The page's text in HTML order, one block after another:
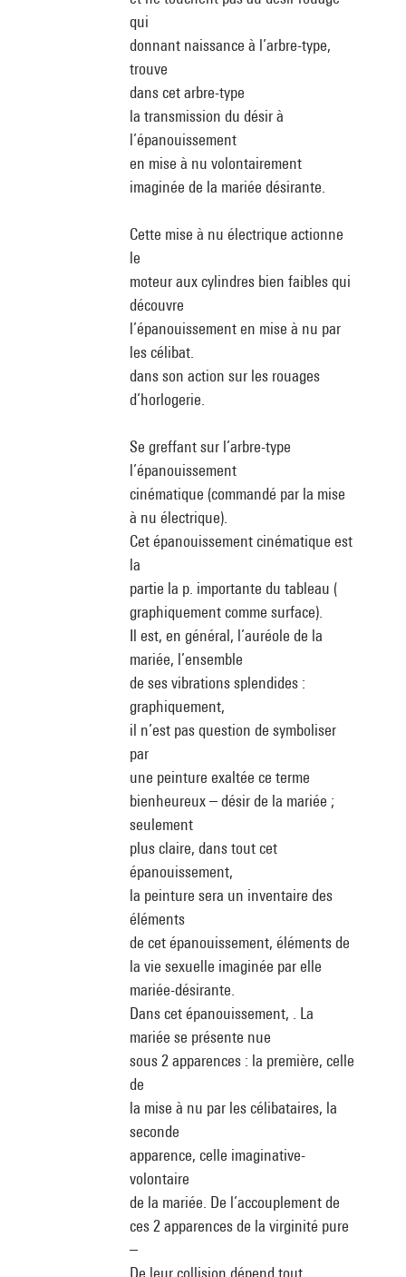
qui
donnant naissance à l’arbre-type,
trouve
dans cet arbre-type
la transmission du désir à
l’épanouissement
en mise à nu volontairement
imaginée de la mariée désirante.
Cette mise à nu électrique actionne
le
moteur aux cylindres bien faibles qui
découvre
l’épanouissement en mise à nu par
les célibat.
dans son action sur les rouages
d’horlogerie.
Se greffant sur l’arbre-type
l’épanouissement
cinématique (commandé par la mise
à nu électrique).
Cet épanouissement cinématique est
la
partie la p. importante du tableau (
graphiquement comme surface).
Il est, en général, l’auréole de la
mariée, l’ensemble
de ses vibrations splendides :
graphiquement,
il n’est pas question de symboliser
par
une peinture exaltée ce terme
bienheureux – désir de la mariée ;
seulement
plus claire, dans tout cet
épanouissement,
la peinture sera un inventaire des
éléments
de cet épanouissement, éléments de
la vie sexuelle imaginée par elle
mariée-désirante.
Dans cet épanouissement, . La
mariée se présente nue
sous 2 apparences : la première, celle
de
la mise à nu par les célibataires, la
seconde
apparence, celle imaginative-
volontaire
de la mariée. De l’accouplement de
ces 2 apparences de la virginité pure
–
De leur collision dépend tout